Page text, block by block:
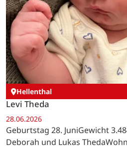
Hellenthal
Levi Theda
28.06.2026
Geburtstag 28. JuniGewicht
Deborah und Lukas